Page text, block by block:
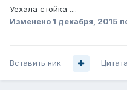
Уехала стойка ....
Изменено 1 декабря, 2015
Вставить ник Цитата